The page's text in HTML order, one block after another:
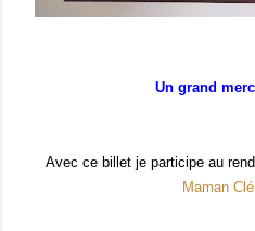
Un grand
Avec ce billet je participe au
Maman